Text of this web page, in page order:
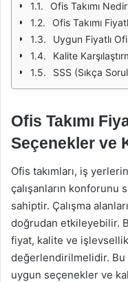
Ofis Takımı
Ofis Takımı
Uygun Fiyatlı
Kalite
SSS (Sıkça
Ofis Takımı
Seçenekler ve
Ofis takımları, iş
çalışanların konforunu
sahiptir. Çalışma
doğrudan etkileyebilir.
fiyat, kalite ve
değerlendirilmelidir. Bu
uygun seçenekler ve